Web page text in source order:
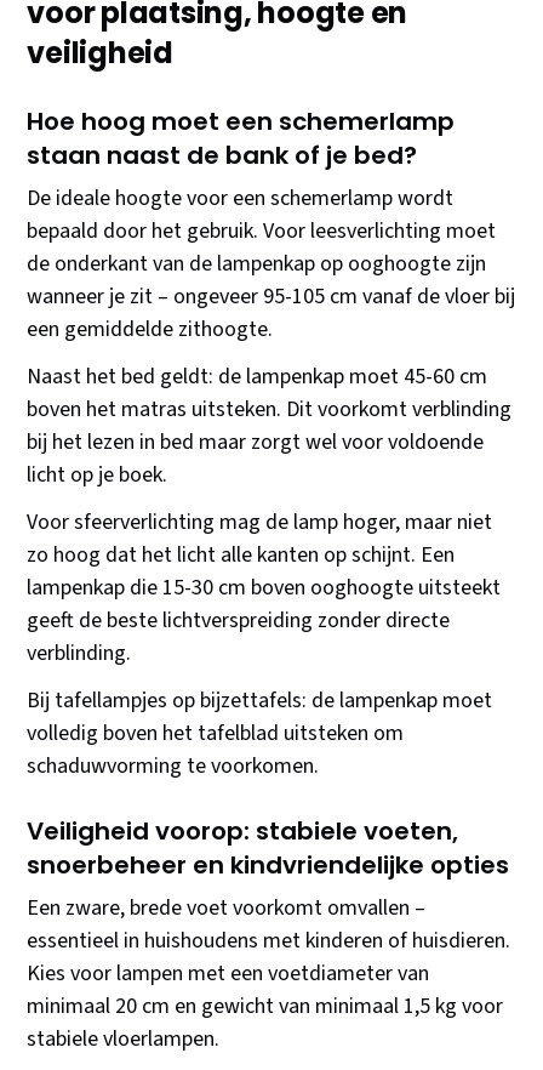
voor plaatsing, hoogte en
veiligheid
Hoe hoog moet een schemerlamp
staan naast de bank of je bed?
De ideale hoogte voor een schemerlamp wordt
bepaald door het gebruik. Voor leesverlichting moet
de onderkant van de lampenkap op ooghoogte zijn
wanneer je zit – ongeveer 95-105 cm vanaf de vloer bij
een gemiddelde zithoogte.
Naast het bed geldt: de lampenkap moet 45-60 cm
boven het matras uitsteken. Dit voorkomt verblinding
bij het lezen in bed maar zorgt wel voor voldoende
licht op je boek.
Voor sfeerverlichting mag de lamp hoger, maar niet
zo hoog dat het licht alle kanten op schijnt. Een
lampenkap die 15-30 cm boven ooghoogte uitsteekt
geeft de beste lichtverspreiding zonder directe
verblinding.
Bij tafellampjes op bijzettafels: de lampenkap moet
volledig boven het tafelblad uitsteken om
schaduwvorming te voorkomen.
Veiligheid voorop: stabiele voeten,
snoerbeheer en kindvriendelijke opties
Een zware, brede voet voorkomt omvallen –
essentieel in huishoudens met kinderen of huisdieren.
Kies voor lampen met een voetdiameter van
minimaal 20 cm en gewicht van minimaal 1,5 kg voor
stabiele vloerlampen.